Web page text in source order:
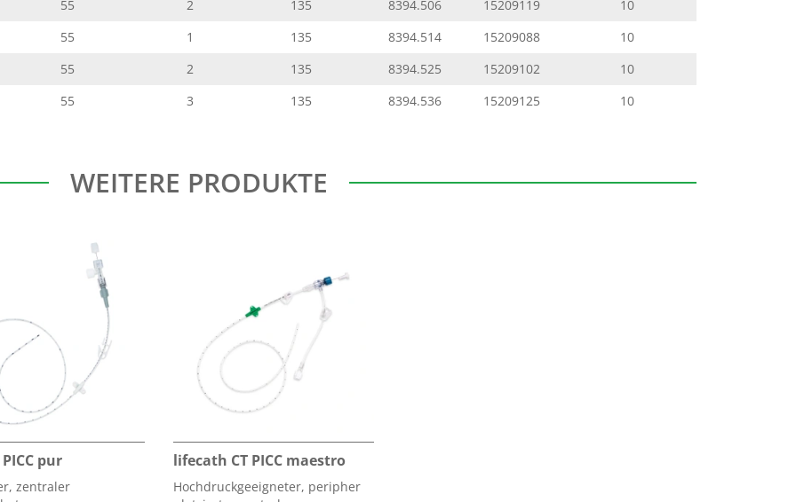
55 2 135 8394.506 15209119
10
55 1 135 8394.514 15209088
10
55 2 135 8394.525 15209102
10
55 3 135 8394.536 15209125 10
WEITERE PRODUKTE
pur
zentraler
lifecath CT PICC maestro
Hochdruckgeeigneter, peripher